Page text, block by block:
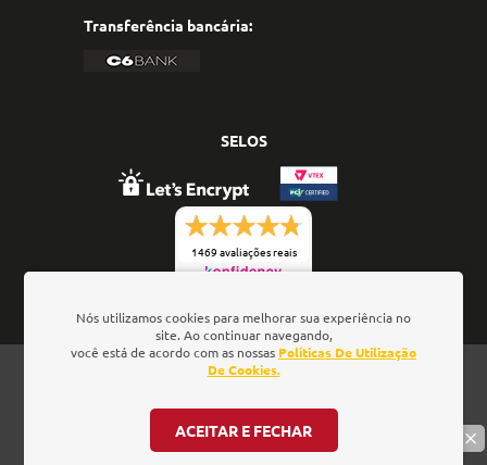
Transferência bancária:
SELOS
1469 avaliações reais
Oficina de Textos - Rua da Consolação, 323 - Loja 28 -
- CNPJ: 01.337.552/0001-52
Nós utilizamos cookies para melhorar sua experiência no
site. Ao continuar navegando,
você está de acordo com as nossas Políticas De Utilização
De Cookies.
ACEITAR E FECHAR